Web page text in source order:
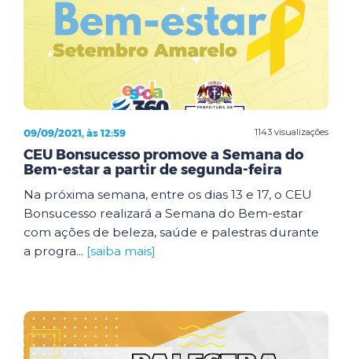
1143 visualizações
09/09/2021, às 12:59
CEU Bonsucesso promove a Semana do
Bem-estar a partir de segunda-feira
Na próxima semana, entre os dias 13 e 17, o CEU
Bonsucesso realizará a Semana do Bem-estar
com ações de beleza, saúde e palestras durante
a progra... [saiba mais]